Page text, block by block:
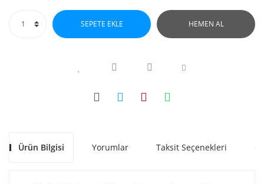
SEPETE EKLE HEMEN AL
Ürün Bilgisi Yorumlar Taksit Seçenekleri